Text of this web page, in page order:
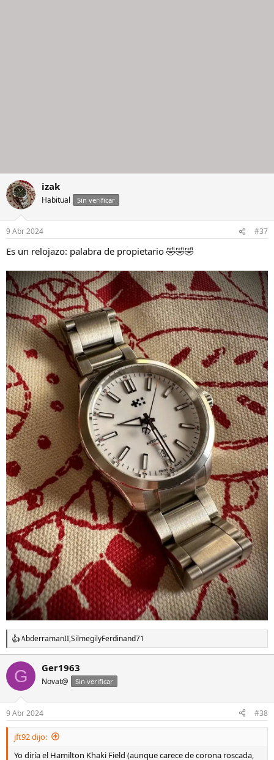
izak
Habitual Sin verificar
9 Abr 2024 #37
Es un relojazo: palabra de propietario 🤣🤣🤣
R
e
a
i
o
n
e
AbderramanII,SilmegilyFerdinand71
G Ger1963
Novat@ Sin verificar
9 Abr 2024 #38
jft92 dijo:
Yo diría el Hamilton Khaki Field (aunque carece de corona roscada,